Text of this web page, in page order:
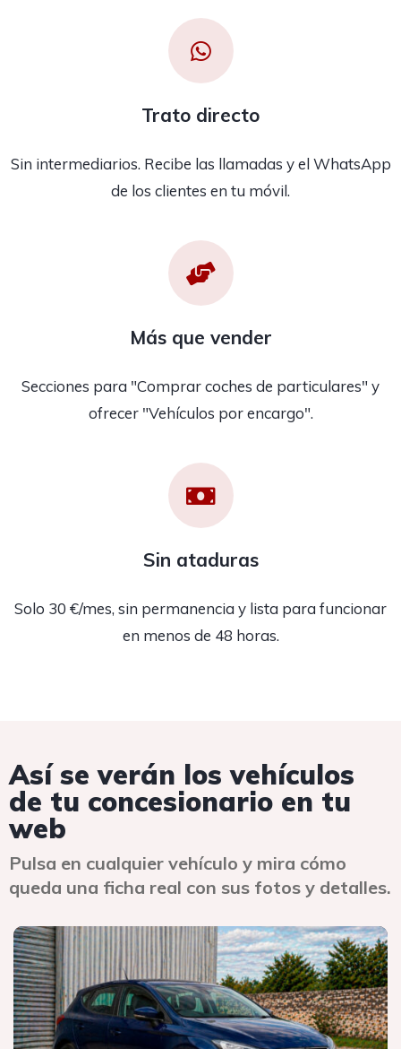
Trato directo
Sin intermediarios. Recibe las llamadas y el WhatsApp
de los clientes en tu móvil.
Más que vender
Secciones para "Comprar coches de particulares" y
ofrecer "Vehículos por encargo".
Sin ataduras
Solo 30 €/mes, sin permanencia y lista para funcionar
en menos de 48 horas.
Así se verán los vehículos
de tu concesionario en tu
web
Pulsa en cualquier vehículo y mira cómo
queda una ficha real con sus fotos y detalles.